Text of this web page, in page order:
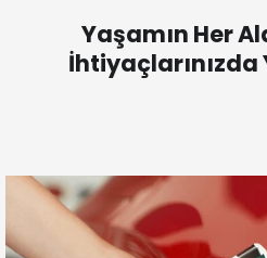
Yaşamın Her
İhtiyaçlarınızda